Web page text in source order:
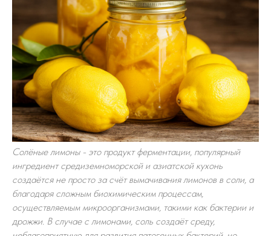
Солёные лимоны - это продукт ферментации, популярный
ингредиент средиземноморской и азиатской кухонь
создаётся не просто за счёт вымачивания лимонов в соли, а
благодаря сложным биохимическим процессам,
осуществляемым микроорганизмами, такими как бактерии и
дрожжи. В случае с лимонами, соль создаёт среду,